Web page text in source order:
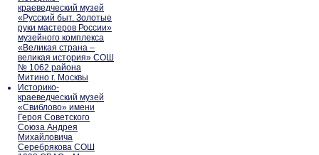
краеведческий музей
«Русский быт. Золотые
руки мастеров России»
музейного комплекса
«Великая страна –
великая история» СОШ
№ 1062 района
Митино г. Москвы
Историко-
краеведческий музей
«Свиблово» имени
Героя Советского
Союза Андрея
Михайловича
Серебрякова СОШ